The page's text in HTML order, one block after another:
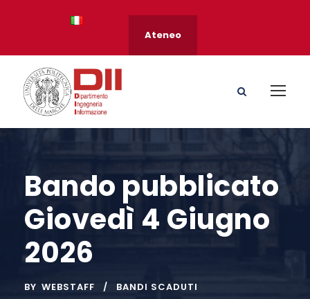
Ateneo
Bando pubblicato
Giovedì 4 Giugno
2026
BY WEBSTAFF BANDI SCADUTI